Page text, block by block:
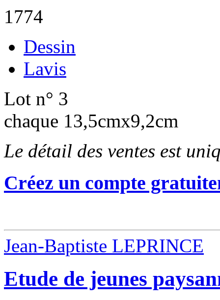
1774
Dessin
Lavis
Lot n° 3
chaque 13,5cmx9,2cm
Le détail des ventes est
Créez un compte
Jean-Baptiste LEPRINCE
Etude de jeunes